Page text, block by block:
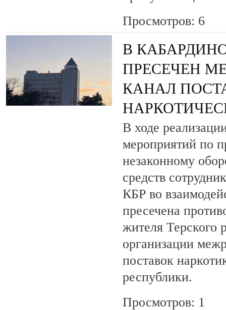
Просмотров: 6
В
ПРЕСЕЧЕН
КАНАЛ
В ходе
мероприятий по
незаконному
средств
КБР во
пресечена
жителя Терского
организации
поставок
республики.
Просмотров: 1